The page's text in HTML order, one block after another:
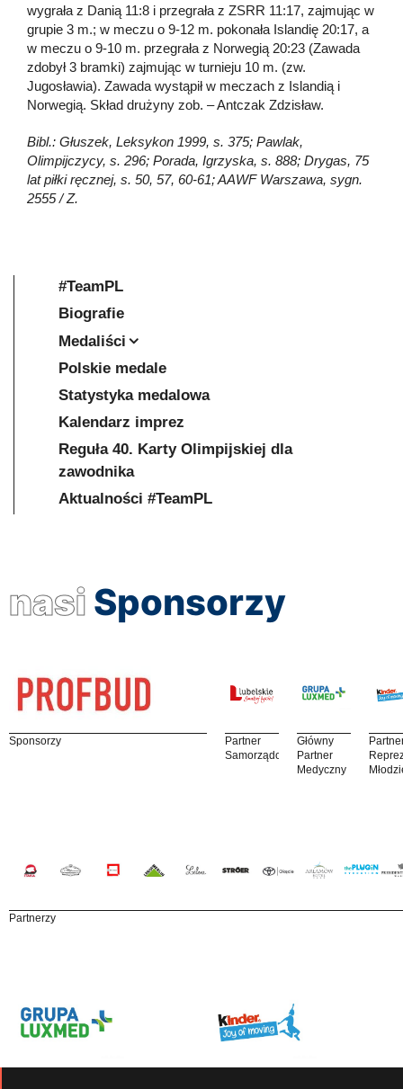
wygrała z Danią 11:8 i przegrała z ZSRR 11:17, zajmując w
grupie 3 m.; w meczu o 9-12 m. pokonała Islandię 20:17, a
w meczu o 9-10 m. przegrała z Norwegią 20:23 (Zawada
zdobył 3 bramki) zajmując w turnieju 10 m. (zw.
Jugosławia). Zawada wystąpił w meczach z Islandią i
Norwegią. Skład drużyny zob. – Antczak Zdzisław.
Bibl.: Głuszek, Leksykon 1999, s. 375; Pawlak,
Olimpijczycy, s. 296; Porada, Igrzyska, s. 888; Drygas, 75
lat piłki ręcznej, s. 50, 57, 60-61; AAWF Warszawa, sygn.
2555 / Z.
#TeamPL
Biografie
Medaliści
Polskie medale
Statystyka medalowa
Kalendarz imprez
Reguła 40. Karty Olimpijskiej dla
zawodnika
Aktualności #TeamPL
nasi Sponsorzy
Sponsorzy
Partner
Samorządowy
Główny
Partner
Medyczny
Partnerzy